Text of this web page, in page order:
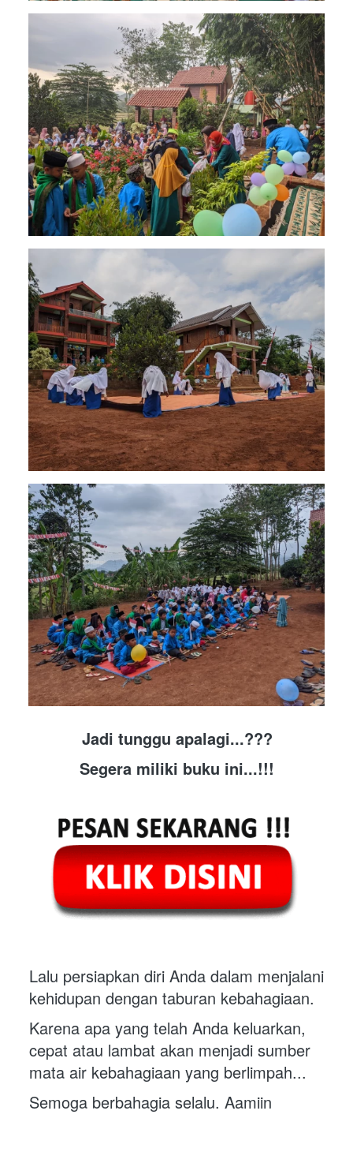
Jadi tunggu apalagi...???
Segera miliki buku ini...!!!
Lalu persiapkan diri Anda dalam menjalani
kehidupan dengan taburan kebahagiaan.
Karena apa yang telah Anda keluarkan,
cepat atau lambat akan menjadi sumber
mata air kebahagiaan yang berlimpah...
Semoga berbahagia selalu. Aamiin